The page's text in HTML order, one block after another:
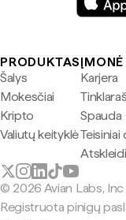
PRODUKTAS
Šalys
Mokesčiai
Kripto
Valiutų keityklė
ĮMONĖ
Karjera
Spauda
© 2026 Avian Labs, Inc
Registruota pinigų